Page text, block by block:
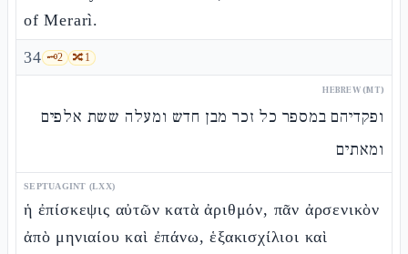
of Merarì.
34 🗝️2 🔀1
HEBREW (MT)
ופקדיהם במספר כל זכר מבן חדש ומעלה ששת אלפים
ומאתים
SEPTUAGINT (LXX)
ἡ ἐπίσκεψις αὐτῶν κατὰ ἀριθμόν, πᾶν ἀρσενικὸν
ἀπὸ μηνιαίου καὶ ἐπάνω, ἑξακισχίλιοι καὶ